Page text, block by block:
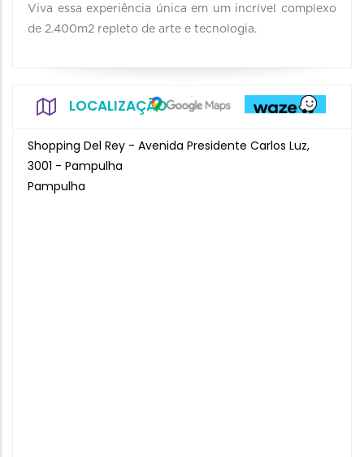
Viva essa experiência única em um incrível complexo
de 2.400m2 repleto de arte e tecnologia.
LOCALIZAÇÃO
Shopping Del Rey - Avenida Presidente Carlos Luz,
3001 - Pampulha
Pampulha